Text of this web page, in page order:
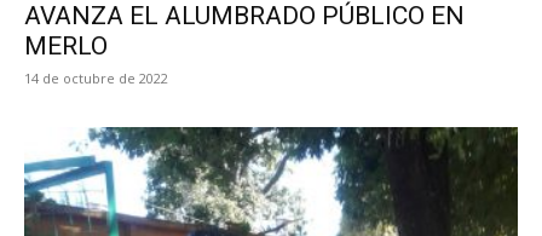
AVANZA EL ALUMBRADO PÚBLICO EN
MERLO
14 de octubre de 2022